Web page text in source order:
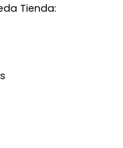
Tienda: